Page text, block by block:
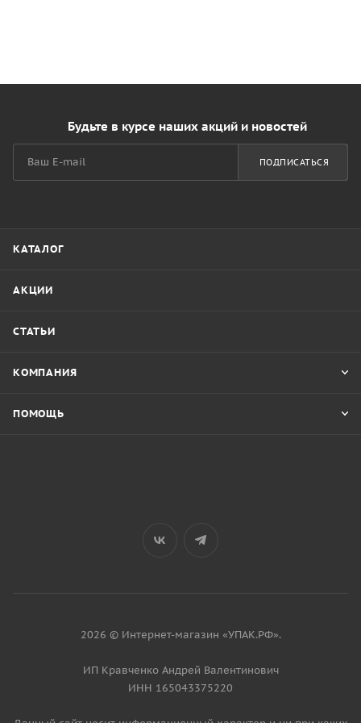
Будьте в курсе наших акций и новостей
ПОДПИСАТЬСЯ
КАТАЛОГ
АКЦИИ
СТАТЬИ
КОМПАНИЯ
ПОМОЩЬ
2026 © Интернет-магазин «УПАК.РФ».
ИП Кравченко Андрей Валентинович
ИНН 165043375220